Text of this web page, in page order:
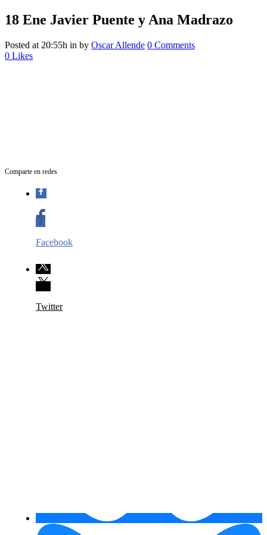
18 Ene Javier Puente y Ana Madrazo
Posted at 20:55h in by Oscar Allende 0 Comments
0 Likes
Comparte en redes
Facebook
Twitter